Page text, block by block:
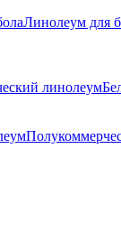
Линолеум для
линолеум